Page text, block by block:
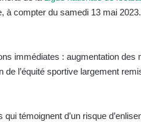
à compter du samedi 13 mai 2023.
immédiates : augmentation
de l’équité sportive largement
témoignent d’un risque